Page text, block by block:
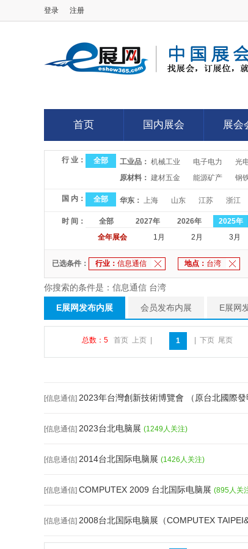
登录 注册
首页
首页
国内展会
国内展会
展会
展
行 业： 全部 工业品： 机械工业 电子电力 光
原材料： 建材五金 能源矿产 钢
国 内： 全部 华东： 上海 山东 江苏 浙江
时 间： 全部 2027年 2026年 2025年
全年展会
1月 2月 3月
已选条件： 行业： 信息通信 地点： 台湾
你搜索的条件是：信息通信 台湾
E展网发布内展 会员发布内展 E展网
总数：5 首页 上页 1 下页 尾页
[信息通信] 2023年台灣創新技術博覽會 （原台北國際發
[信息通信] 2023台北电脑展 (1249人关注)
[信息通信] 2014台北国际电脑展 (1426人关注)
[信息通信] COMPUTEX 2009 台北国际电脑展 (895人关
[信息通信] 2008台北国际电脑展（COMPUTEX